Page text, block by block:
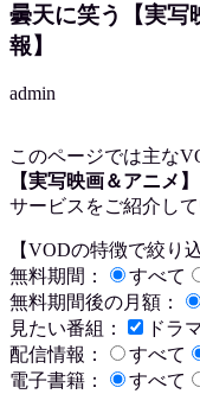
曇天に笑う【実写
報】
admin
このページでは主な
【実写映画＆アニメ】
サービスをご紹介して
【VODの特徴で絞り
無料期間：
すべて
無料期間後の月額：
見たい番組：
ドラ
配信情報：
すべて
電子書籍：
すべて